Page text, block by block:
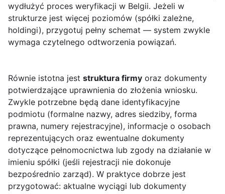
wydłużyć proces weryfikacji w Belgii. Jeżeli w
strukturze jest więcej poziomów (spółki zależne,
holdingi), przygotuj pełny schemat — system zwykle
wymaga czytelnego odtworzenia powiązań.
Równie istotna jest struktura firmy oraz dokumenty
potwierdzające uprawnienia do złożenia wniosku.
Zwykle potrzebne będą dane identyfikacyjne
podmiotu (formalne nazwy, adres siedziby, forma
prawna, numery rejestracyjne), informacje o osobach
reprezentujących oraz ewentualne dokumenty
dotyczące pełnomocnictwa lub zgody na działanie w
imieniu spółki (jeśli rejestracji nie dokonuje
bezpośrednio zarząd). W praktyce dobrze jest
przygotować: aktualne wyciągi lub dokumenty